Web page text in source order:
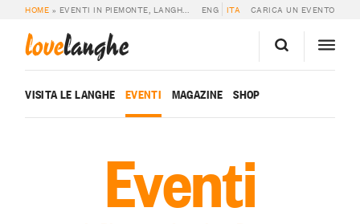
HOME » EVENTI IN PIEMONTE, LANGHE E ROERO ENG ITA CARICA UN EVENTO
lovelanghe
VISITA LE LANGHE EVENTI MAGAZINE SHOP
Eventi